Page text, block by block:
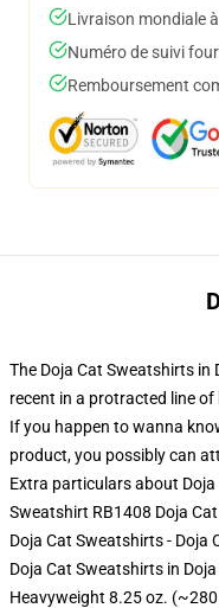
Livraison mondiale
Numéro de suivi
Remboursement
The Doja Cat Sweatshirts in
recent in a protracted line of
If you happen to wanna
product, you possibly can
Extra particulars about
Sweatshirt RB1408 Doja
Doja Cat Sweatshirts - Doja
Doja Cat Sweatshirts in
Heavyweight 8.25 oz.